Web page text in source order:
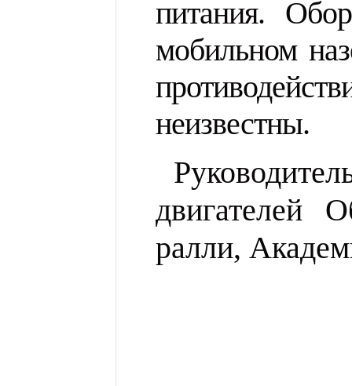
питания.
мобильном
неизвестны.
двигателей
ралли,